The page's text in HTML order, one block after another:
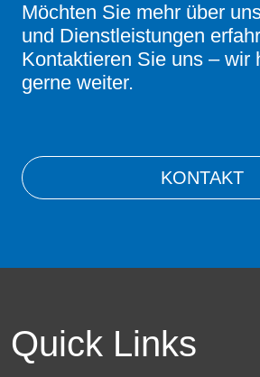
Möchten Sie mehr über
und Dienstleistungen
Kontaktieren Sie uns – wir
gerne weiter.
KONTAKT
Quick Links